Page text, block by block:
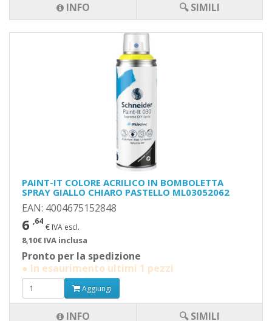
INFO 🔍 SIMILI
PAINT-IT COLORE ACRILICO IN BOMBOLETTA
SPRAY GIALLO CHIARO PASTELLO ML03052062
EAN: 4004675152848
6 ,64
€ IVA escl.
8,10€ IVA inclusa
Pronto per la spedizione
● In esaurimento ultimi 1 pezzi
Aggiungi
INFO 🔍 SIMILI